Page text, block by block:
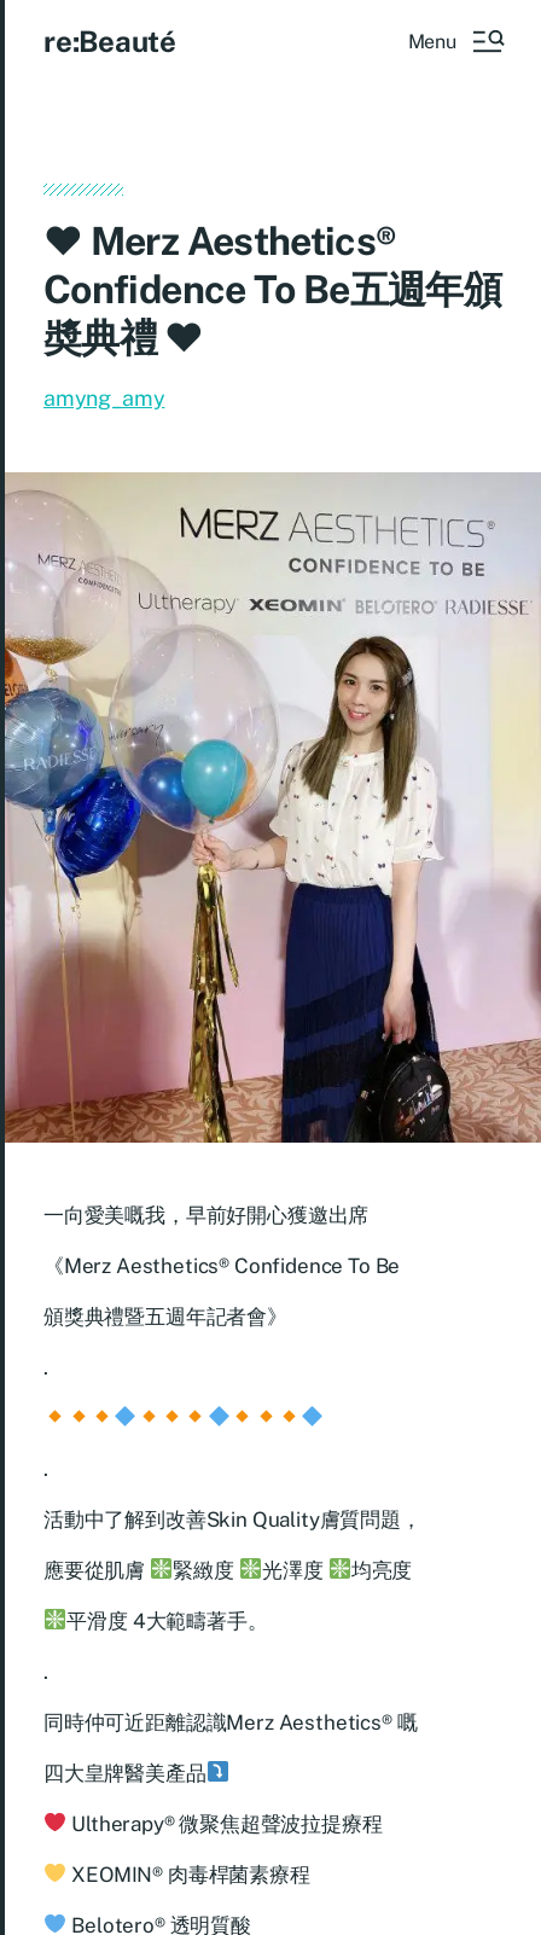
re:Beauté Menu
♥ Merz Aesthetics®
Confidence To Be五週年頒
奬典禮 ♥
amyng_amy
一向愛美嘅我，早前好開心獲邀出席
《Merz Aesthetics® Confidence To Be
頒獎典禮暨五週年記者會》
.
.
活動中了解到改善Skin Quality膚質問題，
應要從肌膚 緊緻度 光澤度 均亮度
平滑度 4大範疇著手。
.
同時仲可近距離認識Merz Aesthetics® 嘅
四大皇牌醫美產品
Ultherapy® 微聚焦超聲波拉提療程
XEOMIN® 肉毒桿菌素療程
Belotero® 透明質酸